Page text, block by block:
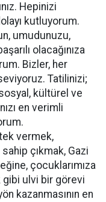
Hepinizi
kutluyorum.
umudunuzu,
olacağınıza
Bizler, her
Tatilinizi;
kültürel ve
en verimli
vermek,
çıkmak, Gazi
çocuklarımıza
gibi ulvi bir görevi
kazanmasının en